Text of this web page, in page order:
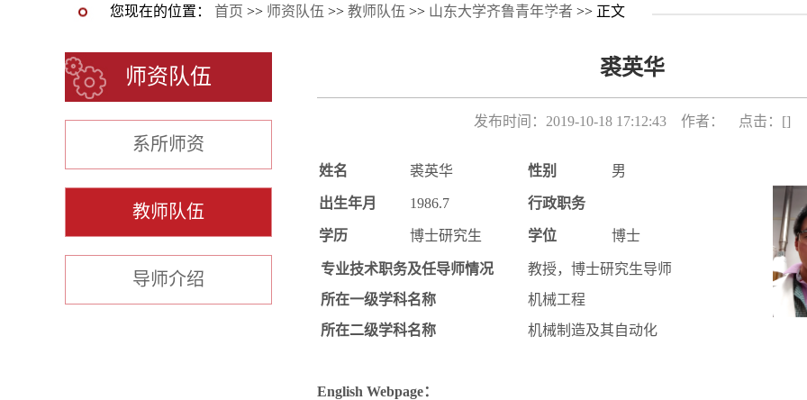
坛
您现在的位置： 首页 >> 师资队伍 >> 教师队伍 >> 山东大学齐鲁青年学者 >> 正文
师资队伍
系所师资
教师队伍
导师介绍
裘英华
发布时间：2019-10-18 17:12:43 作者： 点击：[]
姓名 裘英华 性别 男
出生年月 1986.7 行政职务
学历 博士研究生 学位 博士
专业技术职务及任导师情况
教授，博士研究生导师
所在一级学科名称
机械工程
所在二级学科名称
机械制造及其自动化
English Webpage：